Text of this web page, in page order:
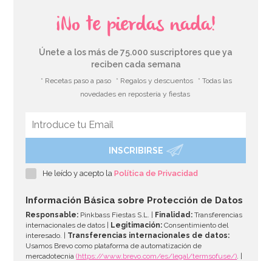
¡No te pierdas nada!
Únete a los más de 75.000 suscriptores que ya
reciben cada semana
* Recetas paso a paso * Regalos y descuentos
* Todas las
novedades en repostería y fiestas
INSCRIBIRSE
He leído y acepto laPolítica de Privacidad
Información Básica sobre Protección de Datos
Responsable: Pinkbass Fiestas S.L. | Finalidad: Transferencias
internacionales de datos |
Legitimación: Consentimiento del
interesado. | Transferencias internacionales de datos:
Usamos Brevo como plataforma de automatización de
mercadotecnia(https://www.brevo.com/es/legal/termsofuse/). |